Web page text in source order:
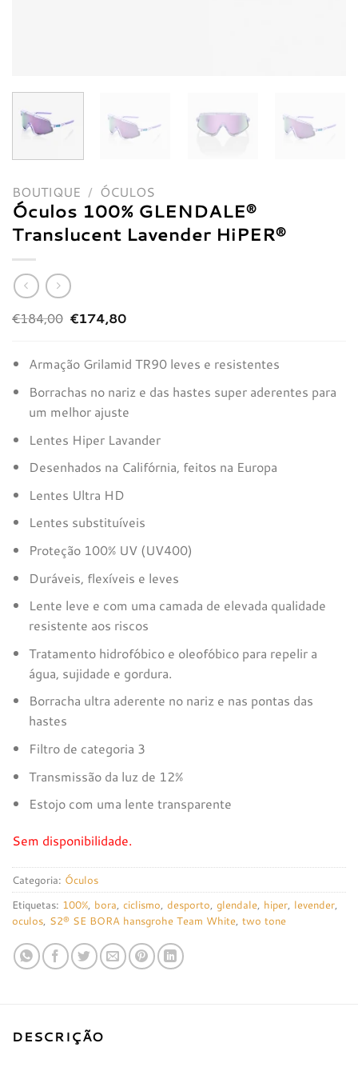
BOUTIQUE / ÓCULOS
Óculos 100% GLENDALE®
Translucent Lavender HiPER®
€184,00 O
preço
era:
€184,00.
€174,80O
é:
€174,80.
Armação Grilamid TR90 leves e resistentes
Borrachas no nariz e das hastes super aderentes para
um melhor ajuste
Lentes Hiper Lavander
Desenhados na Califórnia, feitos na Europa
Lentes Ultra HD
Lentes substituíveis
Proteção 100% UV (UV400)
Duráveis, flexíveis e leves
Lente leve e com uma camada de elevada qualidade
resistente aos riscos
Tratamento hidrofóbico e oleofóbico para repelir a
água, sujidade e gordura.
Borracha ultra aderente no nariz e nas pontas das
hastes
Filtro de categoria 3
Transmissão da luz de 12%
Estojo com uma lente transparente
Sem disponibilidade.
Categoria: Óculos
Etiquetas: 100%, bora, ciclismo, desporto, glendale, hiper, levender,
oculos, S2® SE BORA hansgrohe Team White, two tone
DESCRIÇÃO